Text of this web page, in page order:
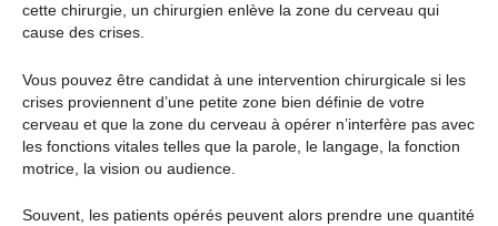
cette chirurgie, un chirurgien enlève la zone du cerveau qui
cause des crises.
Vous pouvez être candidat à une intervention chirurgicale si les
crises proviennent d’une petite zone bien définie de votre
cerveau et que la zone du cerveau à opérer n’interfère pas avec
les fonctions vitales telles que la parole, le langage, la fonction
motrice, la vision ou audience.
Souvent, les patients opérés peuvent alors prendre une quantité